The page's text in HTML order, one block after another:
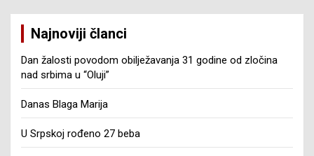
Najnoviji članci
Dan žalosti povodom obilježavanja 31 godine od zločina
nad srbima u “Oluji”
Danas Blaga Marija
U Srpskoj rođeno 27 beba